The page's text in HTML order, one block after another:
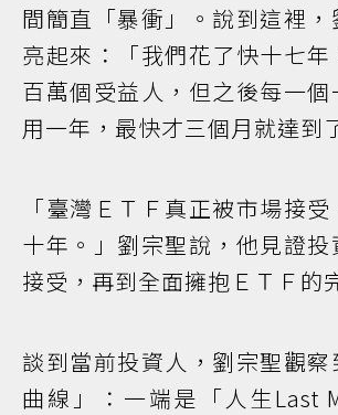
間簡直「暴衝」。說到這裡
亮起來：「我們花了快十七
百萬個受益人，但之後每一
用一年，最快才三個月就達到
「臺灣ＥＴＦ真正被市場接
十年。」劉宗聖說，他見證投
接受，再到全面擁抱ＥＴＦ的
談到當前投資人，劉宗聖觀
曲線」：一端是「人生Last